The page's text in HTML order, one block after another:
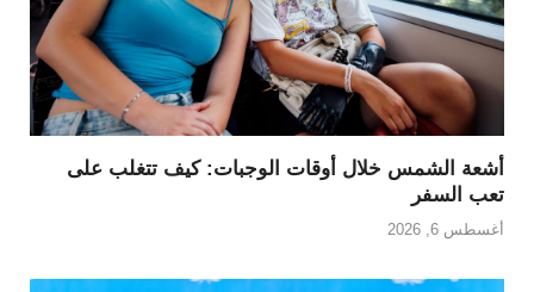
أشعة الشمس خلال أوقات الوجبات: كيف تتغلب على
تعب السفر
أغسطس 6, 2026